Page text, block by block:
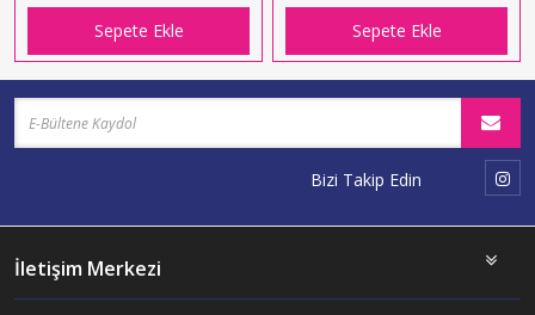
Sepete Ekle Sepete Ekle
Bizi Takip Edin
İletişim Merkezi